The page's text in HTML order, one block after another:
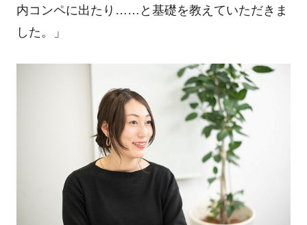
内コンペに出たり……と基礎を教えていただきま
した。」